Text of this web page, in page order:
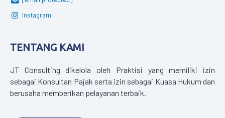
Instagram
TENTANG KAMI
JT Consulting dikelola oleh Praktisi yang memiliki izin
sebagai Konsultan Pajak serta izin sebagai Kuasa Hukum dan
berusaha memberikan pelayanan terbaik.